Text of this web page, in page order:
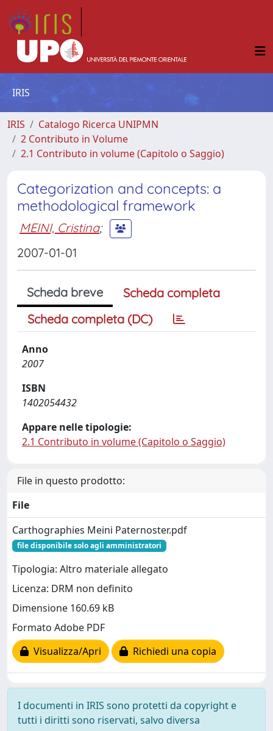
IRIS
IRIS
Catalogo Ricerca UNIPMN
2 Contributo in Volume
2.1 Contributo in volume (Capitolo o Saggio)
Categorization and concepts: a
methodological framework
MEINI, Cristina;
2007-01-01
Scheda breve
Scheda completa
Scheda completa (DC)
Anno
2007
ISBN
1402054432
Appare nelle tipologie:
2.1 Contributo in volume (Capitolo o Saggio)
File in questo prodotto:
File
Carthographies Meini Paternoster.pdf
file disponibile solo agli amministratori
Tipologia: Altro materiale allegato
Licenza: DRM non definito
Dimensione 160.69 kB
Formato Adobe PDF
Visualizza/Apri
Richiedi una copia
I documenti in IRIS sono protetti da copyright e
tutti i diritti sono riservati, salvo diversa